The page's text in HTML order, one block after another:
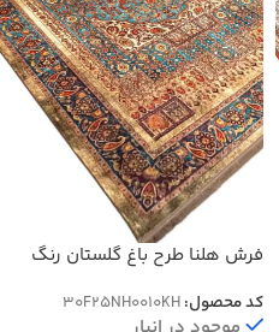
فرش هلنا طرح باغ گلستان رنگ
25NH0010
کد محصول:30F25NH0010KH